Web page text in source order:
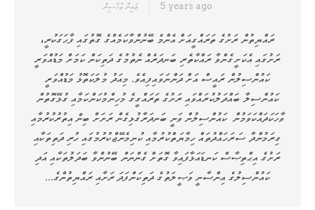
ޒައިނާ މުހުސިން 5 years ago
ރައްޔިތުން ރަށުގެ ތަރައްގީއަށް އެންމެ ބޭނުންވާކަމެއްގެ ގޮތުގައި ފާހަގަކުރީ،
ރަށުގައި އެކަށީގެންވާ ރައްކާތެރި ބަނދަރެއް ނެތުމުގެ ދަތިކަން ކަމަށް މަޑުއްވަރީ
ކައުންސިލުން ރައީސް އަށް ދަންނަވައިފިއެވެ. މިއަދު މުލަކަތޮޅު މަޑުއްވަރީ
ކައުންސިލާ ބައްދަލުކުރައްވައި ރަށުގެ ތަރައްގީގެ މުހިންމުކަންކަމާއި ގުޅޭގޮތުން
ވާހަކަދައްކަވަމުން ކައުންސިލުން ވަނީ ބަނދަރާގުޅިގެން ރަށަށް ބިން އިތުރުކުރުމާއި
ގިރަމުންދާ ސަރަހައްދުތައް ހިމާޔަތްކުރުމާއި ކުނިމެނޭޖްކުރުމުގައި ހުރި ދަތިތަކާއި
ރަށުގެ އިޙްތިޞާސް ކަނޑައަޅާފައިވާ ގޮތަށް ގެންނަން ބޭނުންވާ ބަދަލުތަކާއި އަދި
ކައުންސިލުގެ އިންސާނީ ވަޞީލަތުގެ ދަތިކަންފަދަ ރަށާއި ރައްޔިތުންގެ…